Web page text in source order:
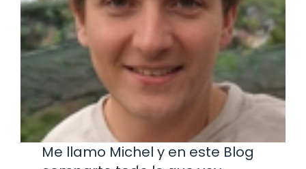
Me llamo Michel y en este Blog